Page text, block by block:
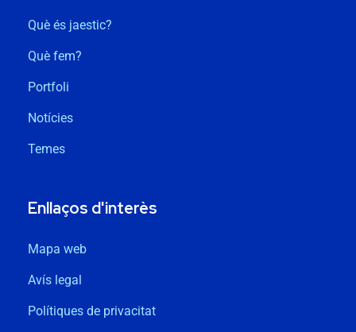
Què és jaestic?
Què fem?
Portfoli
Notícies
Temes
Enllaços d'interès
Mapa web
Avís legal
Polítiques de privacitat